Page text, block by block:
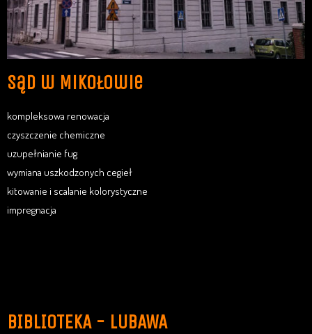
Sąd w Mikołowie
kompleksowa renowacja
czyszczenie chemiczne
uzupełnianie fug
wymiana uszkodzonych cegieł
kitowanie i scalanie kolorystyczne
impregnacja
BIBLIOTEKA - LUBAWA